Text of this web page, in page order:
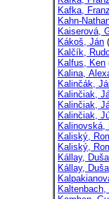
Kafka,
Kahn-
Kaiserová,
Kákoš, Ján
Kalčík,
Kalfus, Ken
Kalina,
Kalinčák,
Kalinčiak,
Kalinčiak,
Kalinčiak,
Kalinovská,
Kaliský,
Kaliský,
Kállay,
Kállay,
Kaltenbach,